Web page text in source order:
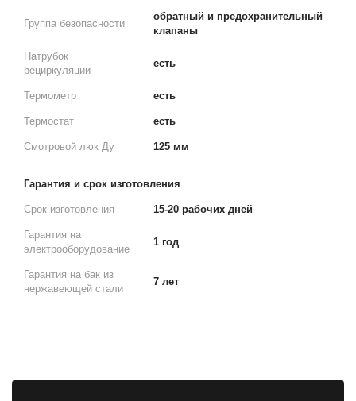
Группа безопасности
обратный и предохранительный
клапаны
Патрубок
рециркуляции
есть
Термометр есть
Термостат есть
Смотровой люк Ду 125 мм
Гарантия и срок изготовления
Срок изготовления 15-20 рабочих дней
Гарантия на
электрооборудование
1 год
Гарантия на бак из
нержавеющей стали
7 лет